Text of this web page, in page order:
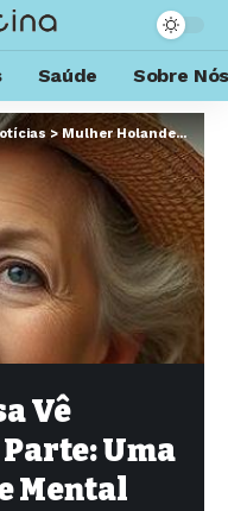
Saúde Sobre
>Mulher Holandesa Vê Dragões em Toda Parte: Uma História de Saúde Mental Distinta
Vê
Uma
Mental